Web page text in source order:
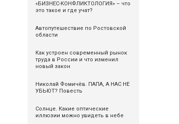
«БИЗНЕС-КОНФЛИКТОЛОГИЯ» – что
это такое и где учат?
Автопутешествие по Ростовской
области
Как устроен современный рынок
труда в России и что изменил
новый закон
Николай Фомичёв. ПАПА, А НАС НЕ
УБЬЮТ? Повесть
Солнце. Какие оптические
иллюзии можно увидеть в небе